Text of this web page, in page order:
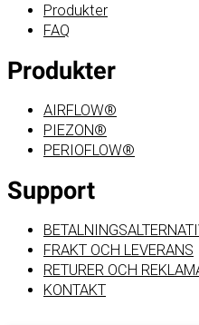
Produkter
FAQ
Produkter
AIRFLOW®
PIEZON®
PERIOFLOW®
Support
FRAKT OCH LEVERANS
RETURER OCH
KONTAKT